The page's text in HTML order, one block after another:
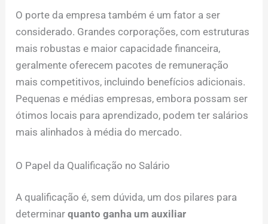
O porte da empresa também é um fator a ser
considerado. Grandes corporações, com estruturas
mais robustas e maior capacidade financeira,
geralmente oferecem pacotes de remuneração
mais competitivos, incluindo benefícios adicionais.
Pequenas e médias empresas, embora possam ser
ótimos locais para aprendizado, podem ter salários
mais alinhados à média do mercado.
O Papel da Qualificação no Salário
A qualificação é, sem dúvida, um dos pilares para
determinarquanto ganha um auxiliar